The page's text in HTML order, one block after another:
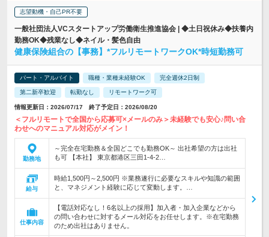
志望動機・自己PR不要
一般社団法人VCスタートアップ労働衛生推進協会 | ◆土日祝休み◆扶養内
勤務OK◆残業なし◆ネイル・髪色自由
健康保険組合の【事務】*フルリモートワークOK*時短勤務可
パート・アルバイト 職種・業種未経験OK 完全週休2日制
第二新卒歓迎 転勤なし リモートワーク可
情報更新日：2026/07/17 終了予定日：2026/08/20
＜フルリモートで全国から応募可×メールのみ＞未経験でも安心♪問い合
わせへのマニュアル対応がメイン！
勤務地
～完全在宅勤務＆全国どこでも勤務OK～ 出社希望の方は出社
も可 【本社】 東京都港区三田1-4-2…
給与
時給1,500円～2,500円 ※業務遂行に必要なスキルや知識の範囲
と、マネジメント経験に応じて変動します。…
仕事内容
【電話対応なし！6名以上の採用】加入者・加入企業などから
の問い合わせに対するメール対応をお任せします。※在宅勤務
のため出社はありません。